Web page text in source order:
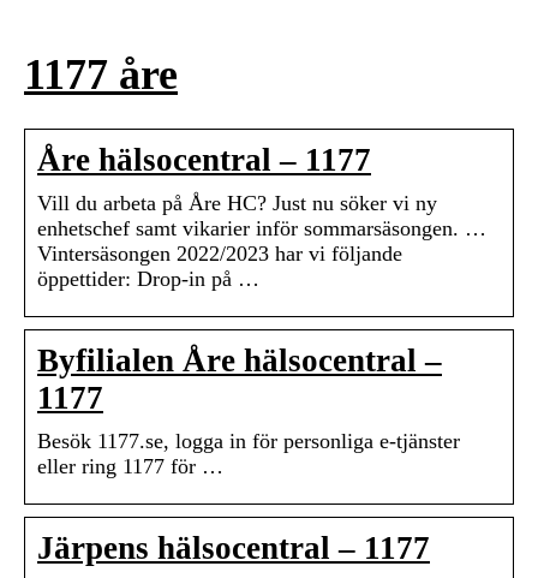
1177 åre
Åre hälsocentral – 1177
Vill du arbeta på Åre HC? Just nu söker vi ny
enhetschef samt vikarier inför sommarsäsongen. …
Vintersäsongen 2022/2023 har vi följande
öppettider: Drop-in på …
Byfilialen Åre hälsocentral –
1177
Besök 1177.se, logga in för personliga e-tjänster
eller ring 1177 för …
Järpens hälsocentral – 1177